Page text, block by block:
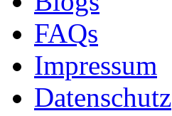
FAQs
Impressum
Datenschutz